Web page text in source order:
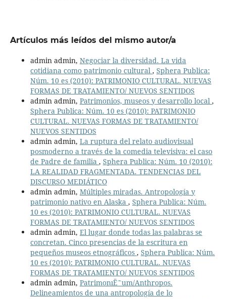
Artículos más leídos del mismo autor/a
admin admin, Negociar la diversidad. La vida
cotidiana como patrimonio cultural , Sphera Publica:
Núm. 10 es (2010): PATRIMONIO CULTURAL. NUEVAS
FORMAS DE TRATAMIENTO/ NUEVOS SENTIDOS
admin admin, Patrimonios, museos y desarrollo local ,
Sphera Publica: Núm. 10 es (2010): PATRIMONIO
CULTURAL. NUEVAS FORMAS DE TRATAMIENTO/
NUEVOS SENTIDOS
admin admin, La ruptura del relato audiovisual
posmoderno a través de la comedia televisiva: el caso
de Padre de familia , Sphera Publica: Núm. 10 (2010):
LA REALIDAD FRAGMENTADA. TENDENCIAS DEL
DISCURSO MEDIÁTICO
admin admin, Múltiples miradas. Antropología y
patrimonio nativo en Alaska , Sphera Publica: Núm.
10 es (2010): PATRIMONIO CULTURAL. NUEVAS
FORMAS DE TRATAMIENTO/ NUEVOS SENTIDOS
admin admin, El lugar donde todas las palabras se
concretan. Cinco presencias de la escritura en
pequeños museos etnográficos , Sphera Publica: Núm.
10 es (2010): PATRIMONIO CULTURAL. NUEVAS
FORMAS DE TRATAMIENTO/ NUEVOS SENTIDOS
admin admin, PatrimonıË˜um/Anthropos.
Delineamientos de una antropología de lo